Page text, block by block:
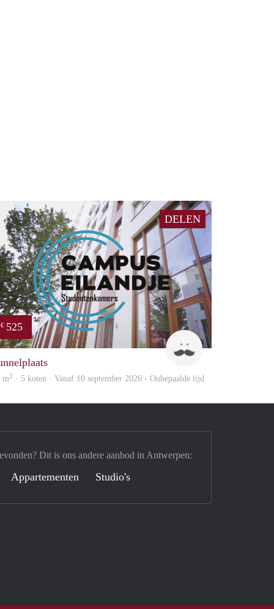
DELEN
€ 525
Leon
m2 · 5 koten · Vanaf 10 september 2026 - Onbepaalde tijd
Dit is ons andere aanbod in Antwerpen:
Appartementen Studio's